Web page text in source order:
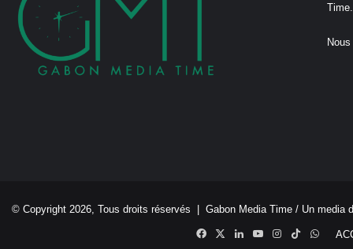
Time.
© Copyright 2026, Tous droits réservés | Gabon Media Time / Un media
Facebook
X LinkedinYouTubeInstagram
TikTok